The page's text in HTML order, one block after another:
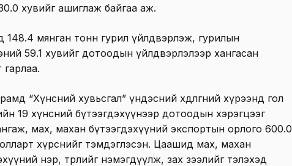
хувийг ашиглаж байгаа аж.
148.4 мянган тонн гурил үйлдвэрлэж, гурилын
59.1 хувийг дотоодын үйлдвэрлэлээр хангасан
гарлаа.
“Хүнсний хувьсгал” үндэсний хөдөлгөөний хүрээнд гол
19 хүнсний бүтээгдэхүүнээр дотоодын хэрэгцээг
мах, махан бүтээгдэхүүний экспортын орлого 600.0
хүрснийг тэмдэглэсэн. Цаашид мах, махан
нэр, төрлийг нэмэгдүүлж, зах зээлийг тэлэхэд